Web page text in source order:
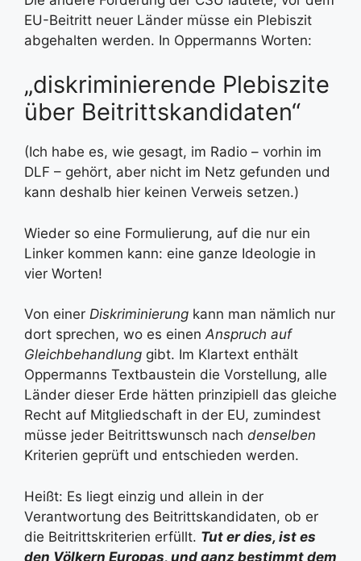
EU-Beitritt neuer Länder müsse ein Plebiszit
abgehalten werden. In Oppermanns Worten:
„diskriminierende Plebiszite
über Beitrittskandidaten“
(Ich habe es, wie gesagt, im Radio – vorhin im
DLF – gehört, aber nicht im Netz gefunden und
kann deshalb hier keinen Verweis setzen.)
Wieder so eine Formulierung, auf die nur ein
Linker kommen kann: eine ganze Ideologie in
vier Worten!
Von einer Diskriminierung kann man nämlich nur
dort sprechen, wo es einenAnspruch auf
Gleichbehandlung gibt. Im Klartext enthält
Oppermanns Textbaustein die Vorstellung, alle
Länder dieser Erde hätten prinzipiell das gleiche
Recht auf Mitgliedschaft in der EU, zumindest
müsse jeder Beitrittswunsch nach denselben
Kriterien geprüft und entschieden werden.
Heißt: Es liegt einzig und allein in der
Verantwortung des Beitrittskandidaten, ob er
die Beitrittskriterien erfüllt. Tut er dies, ist es
den Völkern Europas, und ganz bestimmt dem